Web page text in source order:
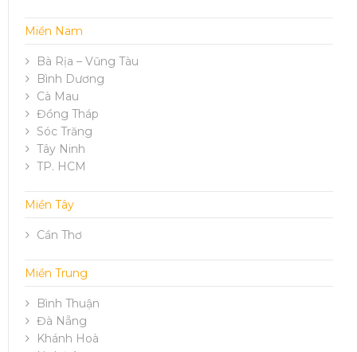
Miền Nam
Bà Rịa – Vũng Tàu
Bình Dương
Cà Mau
Đồng Tháp
Sóc Trăng
Tây Ninh
TP. HCM
Miền Tây
Cần Thơ
Miền Trung
Bình Thuận
Đà Nẵng
Khánh Hoà